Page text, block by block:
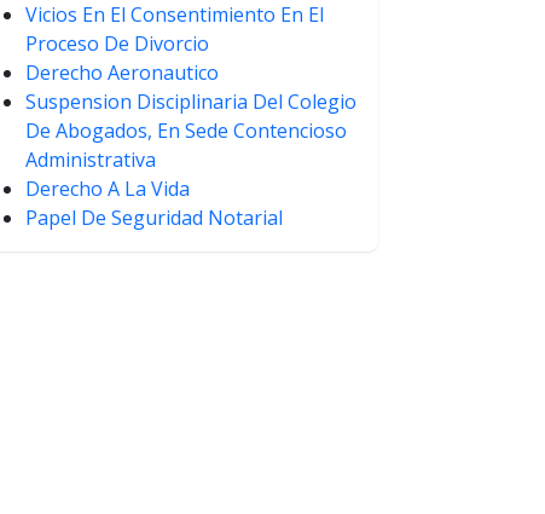
Vicios En El Consentimiento En El
Proceso De Divorcio
Derecho Aeronautico
Suspension Disciplinaria Del Colegio
De Abogados, En Sede Contencioso
Administrativa
Derecho A La Vida
Papel De Seguridad Notarial